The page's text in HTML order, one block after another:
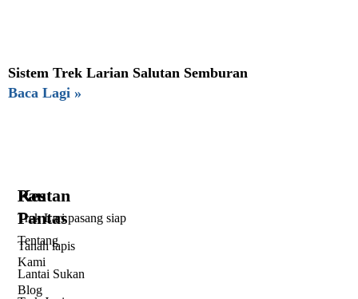
Sistem Trek Larian Salutan Semburan
Baca Lagi »
Pautan
Pantas
Tentang
Kami
Blog
Kes
Trek Lari pasang siap
Tanah lapis
Lantai Sukan